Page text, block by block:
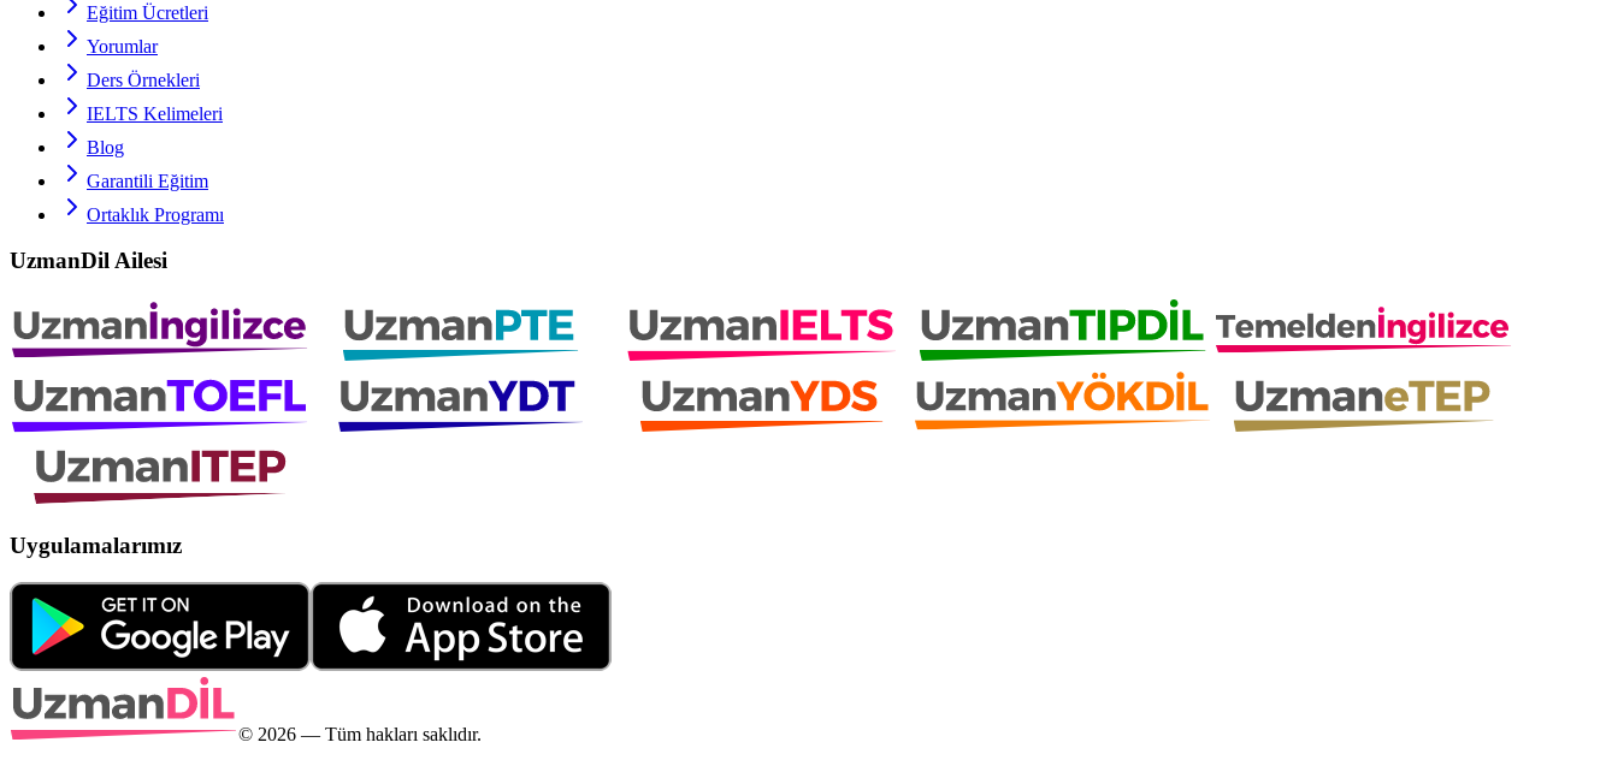
Eğitim Ücretleri
Yorumlar
Ders Örnekleri
IELTS Kelimeleri
Blog
Garantili Eğitim
Ortaklık Programı
UzmanDil Ailesi
Uygulamalarımız
© 2026 — Tüm hakları saklıdır.